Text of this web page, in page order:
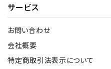
サービス
お問い合わせ
会社概要
特定商取引法表示について